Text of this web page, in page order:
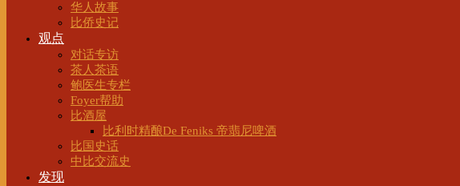
华人故事
比侨史记
观点
对话专访
茶人茶语
鲍医生专栏
Foyer帮助
比酒屋
比利时精酿De Feniks 帝翡尼啤酒
比国史话
中比交流史
发现